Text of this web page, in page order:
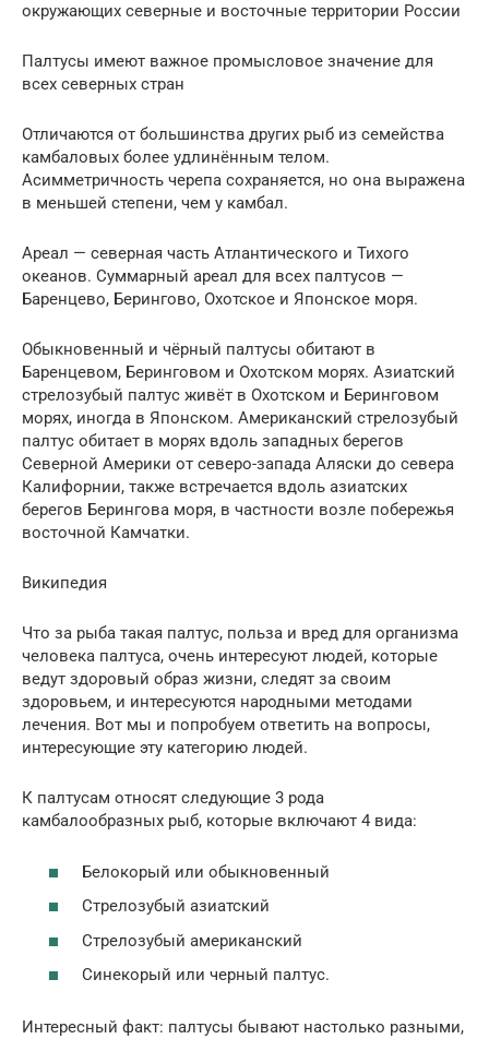
окружающих северные и восточные территории России
Палтусы имеют важное промысловое значение для
всех северных стран
Отличаются от большинства других рыб из семейства
камбаловых более удлинённым телом.
Асимметричность черепа сохраняется, но она выражена
в меньшей степени, чем у камбал.
Ареал — северная часть Атлантического и Тихого
океанов. Суммарный ареал для всех палтусов —
Баренцево, Берингово, Охотское и Японское моря.
Обыкновенный и чёрный палтусы обитают в
Баренцевом, Беринговом и Охотском морях. Азиатский
стрелозубый палтус живёт в Охотском и Беринговом
морях, иногда в Японском. Американский стрелозубый
палтус обитает в морях вдоль западных берегов
Северной Америки от северо-запада Аляски до севера
Калифорнии, также встречается вдоль азиатских
берегов Берингова моря, в частности возле побережья
восточной Камчатки.
Википедия
Что за рыба такая палтус, польза и вред для организма
человека палтуса, очень интересуют людей, которые
ведут здоровый образ жизни, следят за своим
здоровьем, и интересуются народными методами
лечения. Вот мы и попробуем ответить на вопросы,
интересующие эту категорию людей.
К палтусам относят следующие 3 рода
камбалообразных рыб, которые включают 4 вида:
Белокорый или обыкновенный
Стрелозубый азиатский
Стрелозубый американский
Синекорый или черный палтус.
Интересный факт: палтусы бывают настолько разными,